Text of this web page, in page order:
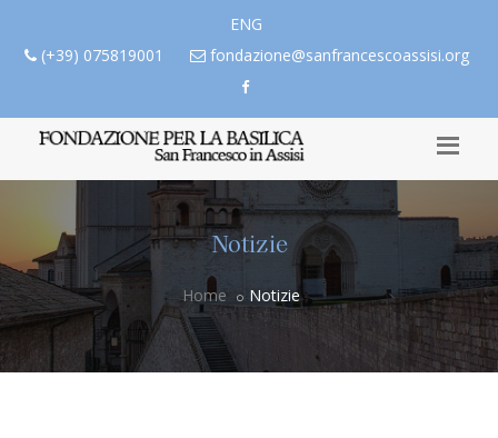
ENG
(+39) 075819001
fondazione@sanfrancescoassisi.org
Notizie
Home Notizie